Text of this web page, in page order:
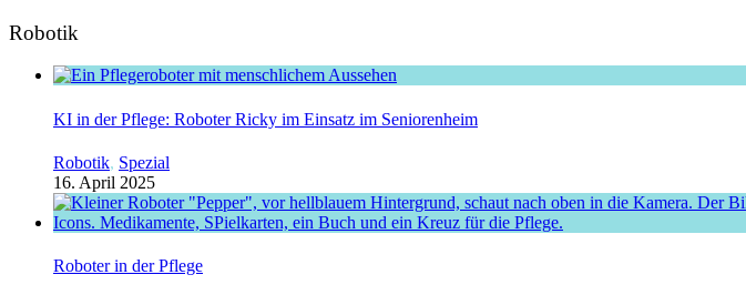
Robotik
KI in der Pflege: Roboter Ricky im Einsatz im Seniorenheim
Robotik, Spezial
16. April 2025
Roboter in der Pflege